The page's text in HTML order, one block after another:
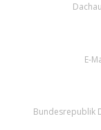
E-
Bundesrepublik